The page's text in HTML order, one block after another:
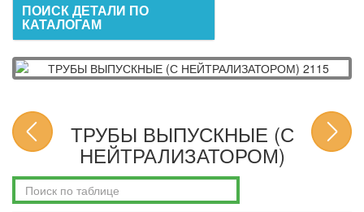
ПОИСК ДЕТАЛИ ПО
КАТАЛОГАМ
ТРУБЫ ВЫПУСКНЫЕ (С
НЕЙТРАЛИЗАТОРОМ)